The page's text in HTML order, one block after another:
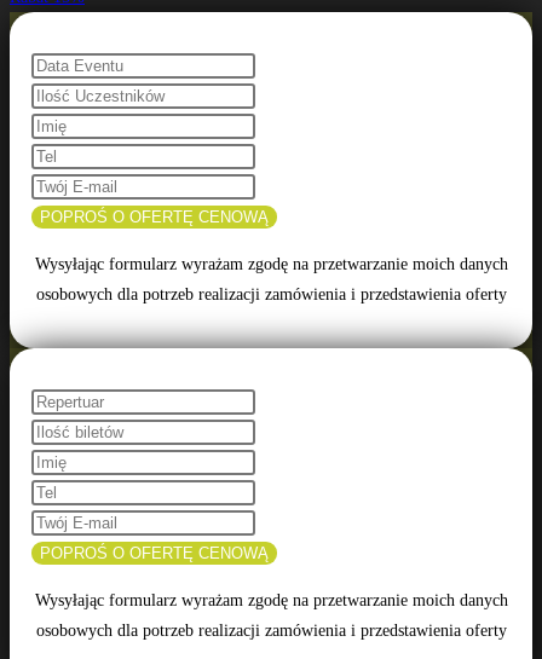
POPROŚ O OFERTĘ CENOWĄ
Wysyłając formularz wyrażam zgodę na przetwarzanie moich danych
osobowych dla potrzeb realizacji zamówienia i przedstawienia oferty
POPROŚ O OFERTĘ CENOWĄ
Wysyłając formularz wyrażam zgodę na przetwarzanie moich danych
osobowych dla potrzeb realizacji zamówienia i przedstawienia oferty